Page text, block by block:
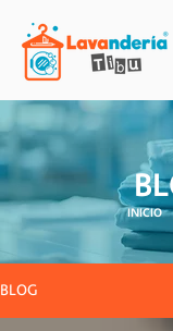
INICIO
BLOG